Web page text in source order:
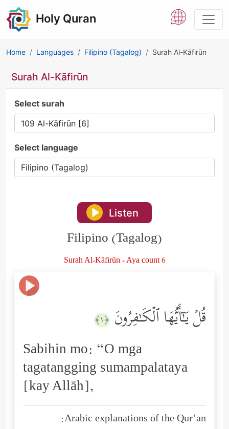
Holy Quran
Home Languages Filipino (Tagalog) Surah Al-Kāfirūn
Surah Al-Kāfirūn
Select surah
Select language
Listen
Filipino (Tagalog)
Surah Al-Kāfirūn - Aya count 6
قُلۡ یَـٰۤأَیُّهَا ٱلۡكَـٰفِرُونَ ﴿١﴾
Sabihin mo: “O mga
tagatangging sumampalataya
[kay Allāh],
Arabic explanations of the Qur’an: